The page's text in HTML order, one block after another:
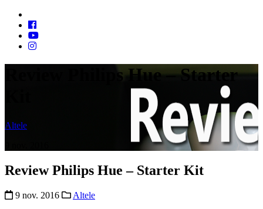
Review Philips Hue – Starter
Altele
Review Philips Hue – Starter Kit
9 nov. 2016
Altele